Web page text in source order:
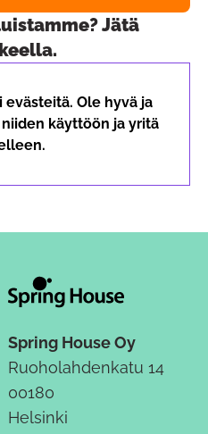
Jätä
Ole hyvä ja
käyttöön ja yritä
Spring House Oy
Ruoholahdenkatu 14
00180
Helsinki